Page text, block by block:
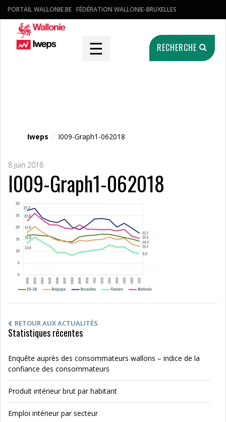
PORTAIL WALLONIE.BE FÉDÉRATION WALLONIE-BRUXELLES
☰ RECHERCHE
Iweps / I009-Graph1-062018
8 juin 2018
I009-Graph1-062018
RETOUR AUX ACTUALITÉS
Statistiques récentes
Enquête auprès des consommateurs wallons – indice de la
confiance des consommateurs
Produit intérieur brut par habitant
Emploi intérieur par secteur